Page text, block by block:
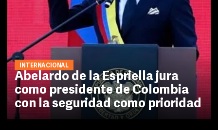
INTERNACIONAL
Abelardo de la Espriella jura
como presidente de Colombia
con la seguridad como prioridad